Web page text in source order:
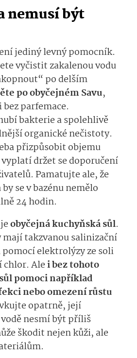
nemusí být
jediný levný pomocník.
vyčistit zakalenou vodu
po delším
po obyčejném Savu,
parfemace.
bakterie a spolehlivě
organické nečistoty.
přizpůsobit objemu
držet se doporučení
Pamatujte ale, že
se v bazénu nemělo
24 hodin.
obyčejná kuchyňská sůl.
mají takzvanou salinizační
elektrolýzy ze soli
Alei bez tohoto
pomoci například
nebo omezení růstu
opatrně, její
nesmí být příliš
škodit nejen kůži, ale